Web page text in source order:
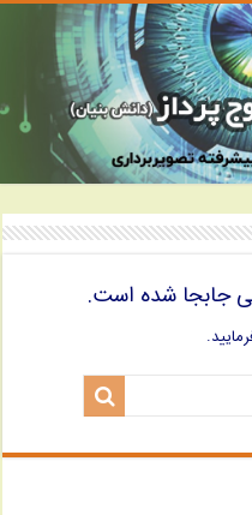
جابجا شده است.